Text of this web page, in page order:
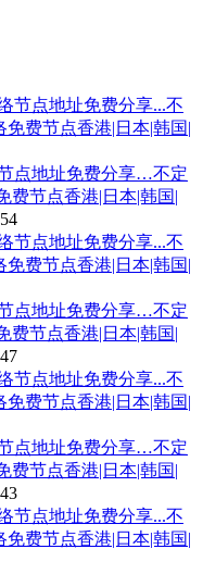
节点地址免费分享…不定
节点香港|日本|韩国|
节点地址免费分享…不定
节点香港|日本|韩国|
节点地址免费分享…不定
节点香港|日本|韩国|